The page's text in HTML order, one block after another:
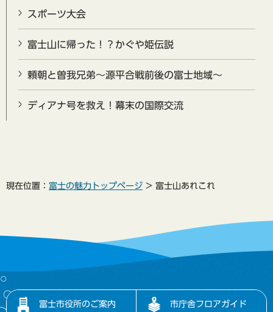
スポーツ大会
富士山に帰った！？かぐや姫伝説
頼朝と曽我兄弟～源平合戦前後の富士地域～
ディアナ号を救え！幕末の国際交流
現在位置： 富士の魅力トップページ > 富士山あれこれ
富士市役所のご案内 市庁舎フロアガイド